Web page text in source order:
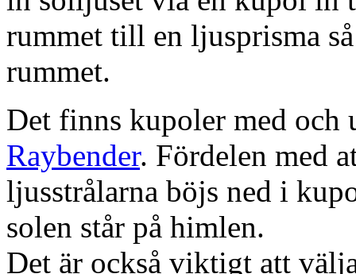
rummet till en ljusprisma
rummet.
Det finns kupoler med och
Raybender. Fördelen med
ljusstrålarna böjs ned i
solen står på himlen.
Det är också viktigt att